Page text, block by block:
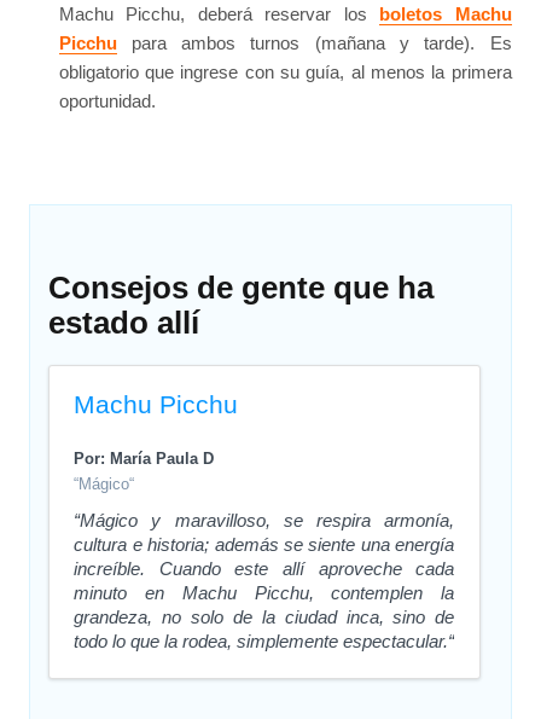
Machu Picchu, deberá reservar los boletos Machu
Picchupara ambos turnos (mañana y tarde). Es
obligatorio que ingrese con su guía, al menos la primera
oportunidad.
Consejos de gente que ha
estado allí
Machu Picchu
Por: María Paula D
“Mágico“
“Mágico y maravilloso, se respira armonía,
cultura e historia; además se siente una energía
increíble. Cuando este allí aproveche cada
minuto en Machu Picchu, contemplen la
grandeza, no solo de la ciudad inca, sino de
todo lo que la rodea, simplemente espectacular.“